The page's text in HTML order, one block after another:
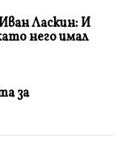
Ласкин: И
него имал
за